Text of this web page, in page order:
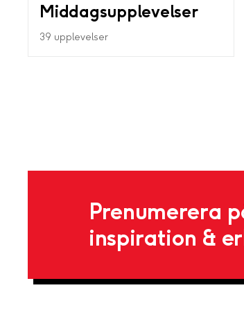
Middagsupplevelser
39 upplevelser
Prenumerera
inspiration &